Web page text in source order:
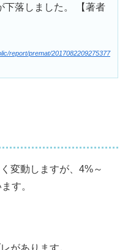
下落しました。 【著者
report/premat/2017082209275377
変動しますが、4%～
す。
があります。